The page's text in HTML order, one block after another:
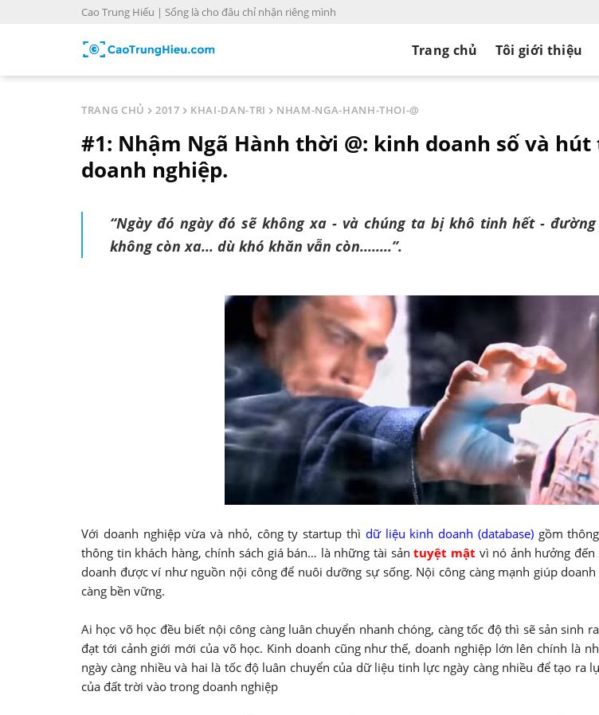
Cao Trung Hiếu | Sống là cho đâu chỉ nhận riêng mình
Trang chủ Tôi giới thiệu
TRANG CHỦ 2017 KHAI-DAN-TRI NHAM-NGA-HANH-THOI-@
#1: Nhậm Ngã Hành thời @: kinh doanh số và
doanh nghiệp.
“Ngày đó ngày đó sẽ không xa - và chúng ta bị khô tinh hết -
không còn xa... dù khó khăn vẫn còn........”.
Với doanh nghiệp vừa và nhỏ, công ty startup thì dữ liệu kinh doanh (database)gồm
thông tin khách hàng, chính sách giá bán… là những tài sảntuyệt mật vì nó ảnh hưởng đến
doanh được ví như nguồn nội công để nuôi dưỡng sự sống. Nội công càng mạnh giúp
càng bền vững.
Ai học võ học đều biết nội công càng luân chuyển nhanh chóng, càng tốc độ thì sẽ sản sinh
đạt tới cảnh giới mới của võ học. Kinh doanh cũng như thế, doanh nghiệp lớn lên chính là
ngày càng nhiều và hai là tốc độ luân chuyển của dữ liệu tinh lực ngày càng nhiều để tạo ra
của đất trời vào trong doanh nghiệp